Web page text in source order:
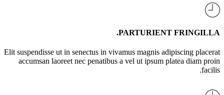
PARTURIENT FRINGILLA.
Elit suspendisse ut in senectus in vivamus magnis adipiscing placerat
accumsan laoreet nec penatibus a vel ut ipsum platea diam proin
facilis.